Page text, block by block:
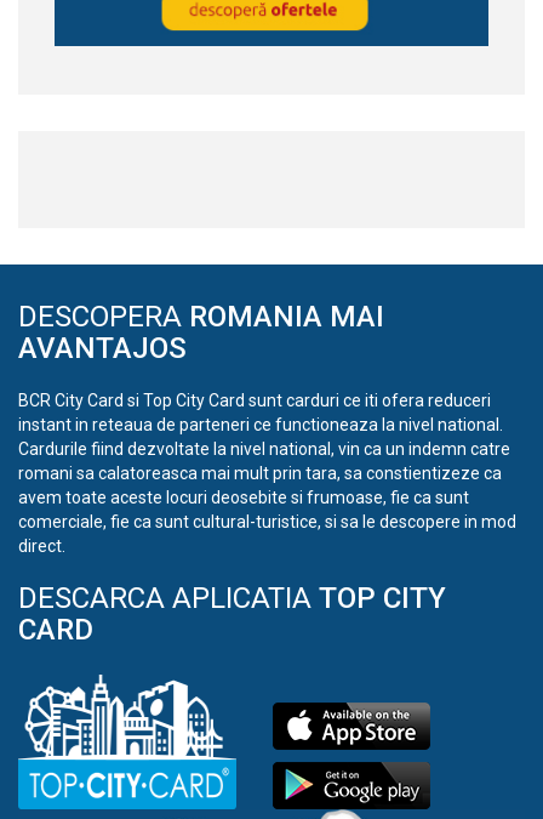
DESCOPERA ROMANIA MAI
AVANTAJOS
BCR City Card si Top City Card sunt carduri ce iti ofera reduceri
instant in reteaua de parteneri ce functioneaza la nivel national.
Cardurile fiind dezvoltate la nivel national, vin ca un indemn catre
romani sa calatoreasca mai mult prin tara, sa constientizeze ca
avem toate aceste locuri deosebite si frumoase, fie ca sunt
comerciale, fie ca sunt cultural-turistice, si sa le descopere in mod
direct.
DESCARCA APLICATIA TOP CITY
CARD